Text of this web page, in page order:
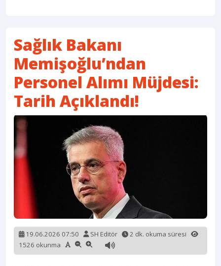
Sağlık Bakanı
Memişoğlu’ndan
Personel Alımı Müjdesi:
Tarih Açıklandı!
19.06.2026 07:50 SH Editör
2 dk. okuma süresi
1526 okunma